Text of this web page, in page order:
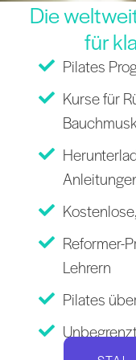
Die
für
Pilates
Kurse für
Reformer-
Lehrern
Pilates